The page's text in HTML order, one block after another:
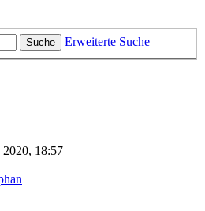
Suche
Erweiterte Suche
2020, 18:57